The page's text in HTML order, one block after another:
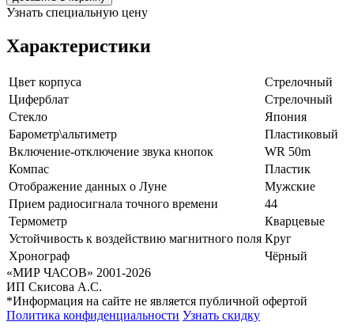
Узнать специальную цену
Характеристики
Цвет корпуса
Стрелочный
Циферблат
Стрелочный
Стекло
Япония
Барометр\альтиметр
Пластиковый
Включение-отключение звука кнопок
WR 50m
Компас
Пластик
Отображение данных о Луне
Мужские
Прием радиосигнала точного времени
44
Термометр
Кварцевые
Устойчивость к воздействию магнитного поля Круг
Хронограф
Чёрный
«МИР ЧАСОВ» 2001-2026
ИП Скисова А.С.
*Информация на сайте не является публичной офертой
Политика конфиденциальности Узнать скидку